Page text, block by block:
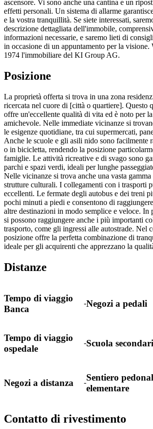
ascensore. Vi sono anche una cantina e un
effetti personali. Un sistema di allarme
e la vostra tranquillità. Se siete interessati,
descrizione dettagliata dell'immobile,
informazioni necessarie, e saremo lieti di
in occasione di un appuntamento per la
1974 l'immobiliare del KI Group AG.
Posizione
La proprietà offerta si trova in una zona
ricercata nel cuore di [città o quartiere]. Questo
offre un'eccellente qualità di vita ed è noto per la
amichevole. Nelle immediate vicinanze si
le esigenze quotidiane, tra cui supermercati,
Anche le scuole e gli asili nido sono facilmente
o in bicicletta, rendendo la posizione
famiglie. Le attività ricreative e di svago sono
parchi e spazi verdi, ideali per lunghe
Nelle vicinanze si trova anche una vasta
strutture culturali. I collegamenti con i trasporti
eccellenti. Le fermate degli autobus e dei treni
pochi minuti a piedi e consentono di
altre destinazioni in modo semplice e veloce. In
si possono raggiungere anche i più importanti
trasporto, come gli ingressi alle autostrade. Nel
posizione offre la perfetta combinazione di
ideale per gli acquirenti che apprezzano la
Distanze
Tempo di viaggio
Banca
-Negozi a pedali
Tempo di viaggio
ospedale
-Scuola
Negozi a distanza -Sentiero
elementare
Contatto di rivestimento